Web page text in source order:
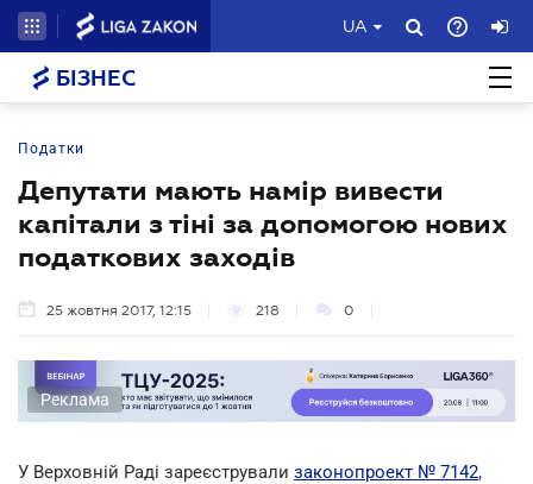
UA
БІЗНЕС
Податки
Депутати мають намір вивести
капітали з тіні за допомогою нових
податкових заходів
25 жовтня 2017, 12:15 218 0
Реклама
У Верховній Раді зареєстрували законопроект № 7142,